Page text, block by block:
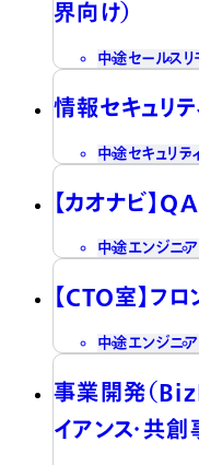
界向け）
中途セールス
情報セキュリ
中途セキュリテ
【カオナビ】
中途エンジニア
【CTO室】フ
中途エンジニア
事業開発（
イアンス・共